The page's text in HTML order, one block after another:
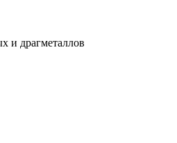
и драгметаллов